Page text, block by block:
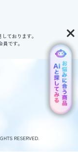
ております。
です。
RESERVED.